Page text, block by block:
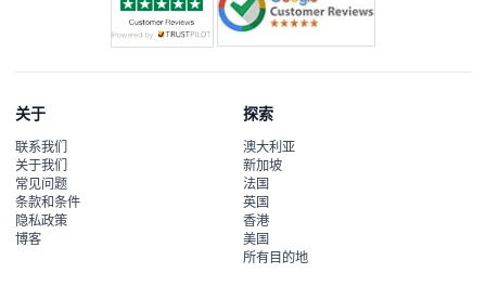
关于
联系我们
关于我们
常见问题
条款和条件
隐私政策
博客
探索
澳大利亚
新加坡
法国
英国
香港
美国
所有目的地